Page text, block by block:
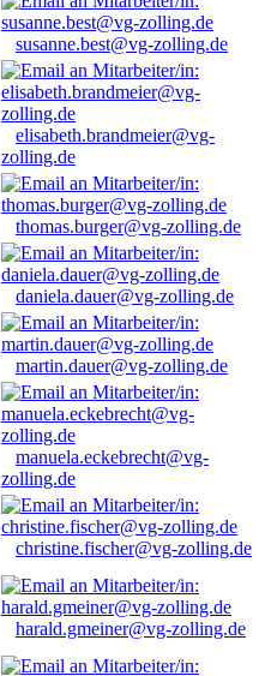
susanne.best@vg-zolling.de
elisabeth.brandmeier@vg-
zolling.de
thomas.burger@vg-zolling.de
daniela.dauer@vg-zolling.de
martin.dauer@vg-zolling.de
manuela.eckebrecht@vg-
zolling.de
christine.fischer@vg-zolling.de
harald.gmeiner@vg-zolling.de